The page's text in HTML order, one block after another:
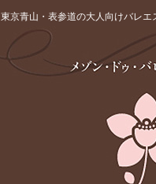
東京青山・表参道の大人向けバレ